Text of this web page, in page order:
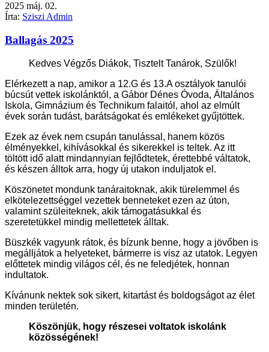
2025 máj. 02.
Írta: Sziszi Admin
Ballagás 2025
Kedves Végzős Diákok, Tisztelt Tanárok, Szülők!
Elérkezett a nap, amikor a 12.G és 13.A osztályok tanulói
búcsút vettek iskolánktól, a Gábor Dénes Óvoda, Általános
Iskola, Gimnázium és Technikum falaitól, ahol az elmúlt
évek során tudást, barátságokat és emlékeket gyűjtöttek.
Ezek az évek nem csupán tanulással, hanem közös
élményekkel, kihívásokkal és sikerekkel is teltek. Az itt
töltött idő alatt mindannyian fejlődtetek, érettebbé váltatok,
és készen álltok arra, hogy új utakon induljatok el.
Köszönetet mondunk tanáraitoknak, akik türelemmel és
elkötelezettséggel vezettek benneteket ezen az úton,
valamint szüleiteknek, akik támogatásukkal és
szeretetükkel mindig mellettetek álltak.
Büszkék vagyunk rátok, és bízunk benne, hogy a jövőben is
megálljátok a helyeteket, bármerre is visz az utatok. Legyen
előttetek mindig világos cél, és ne feledjétek, honnan
indultatok.
Kívánunk nektek sok sikert, kitartást és boldogságot az élet
minden területén.
Köszönjük, hogy részesei voltatok iskolánk
közösségének!